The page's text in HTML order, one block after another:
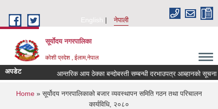
English
नेपाली
सूर्याेदय नगरपालिका
कोशी प्रदेश , ईलाम,नेपाल
अपडेट आन्तरिक आय ठेक्का बन्दोबस्ती सम्बन्धी दरभाउपत्र आब्हानको सूचना
You are here
Home » सूर्योदय नगरपालिकाको बजार व्यवस्थापन समिति गठन तथा परिचालन
कार्यविधि, २०८०